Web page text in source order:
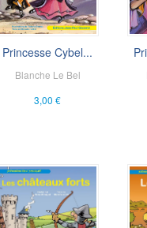
Princesse Cybel...
Blanche Le Bel
3,00 €